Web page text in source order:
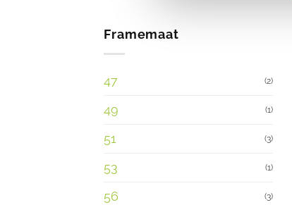
Framemaat
47 (2)
49 (1)
51 (3)
53 (1)
56 (3)